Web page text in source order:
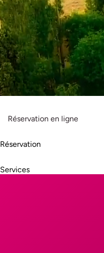
Réservation en ligne
Réservation
Services